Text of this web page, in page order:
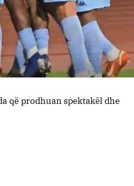
që prodhuan spektakël dhe